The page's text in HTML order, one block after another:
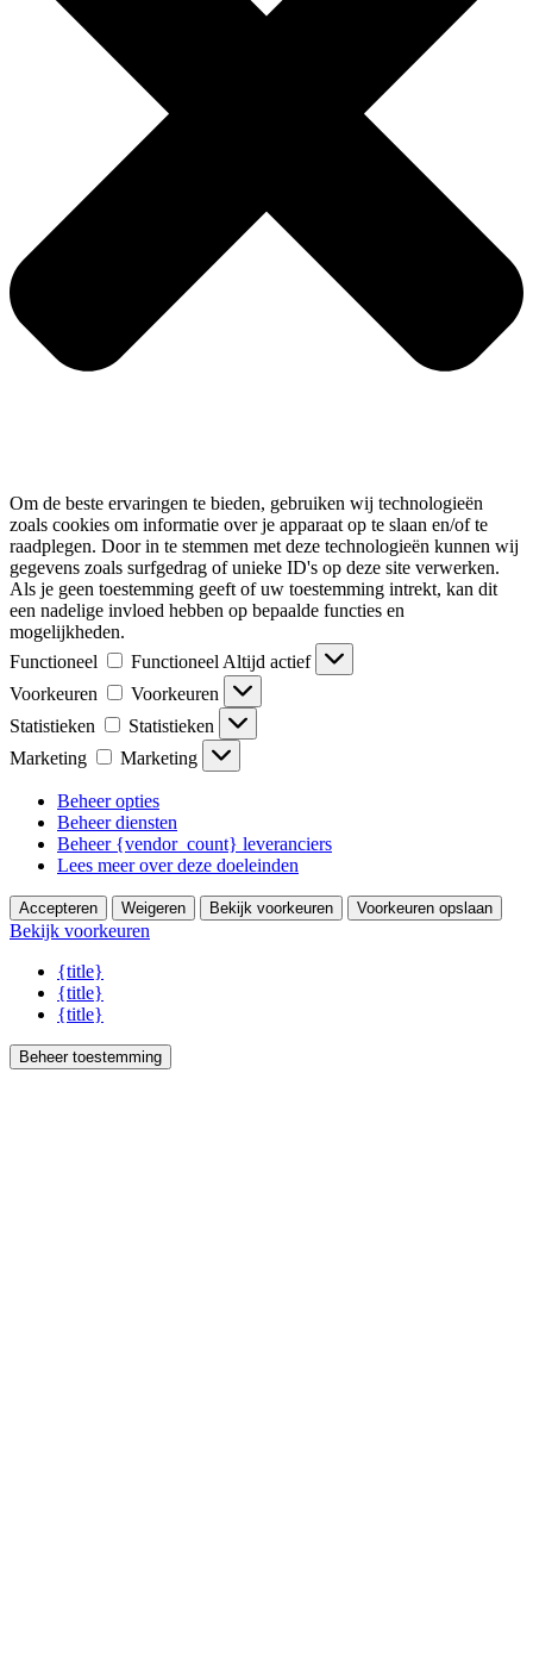
Om de beste ervaringen te bieden, gebruiken wij technologieën
zoals cookies om informatie over je apparaat op te slaan en/of te
raadplegen. Door in te stemmen met deze technologieën kunnen wij
gegevens zoals surfgedrag of unieke ID's op deze site verwerken.
Als je geen toestemming geeft of uw toestemming intrekt, kan dit
een nadelige invloed hebben op bepaalde functies en
mogelijkheden.
Functioneel
Functioneel Altijd actief
Voorkeuren
Voorkeuren
Statistieken
Statistieken
Marketing
Marketing
Beheer opties
Beheer diensten
Beheer {vendor_count} leveranciers
Lees meer over deze doeleinden
Accepteren Weigeren Bekijk voorkeuren Voorkeuren opslaan
Bekijk voorkeuren
{title}
{title}
{title}
Beheer toestemming